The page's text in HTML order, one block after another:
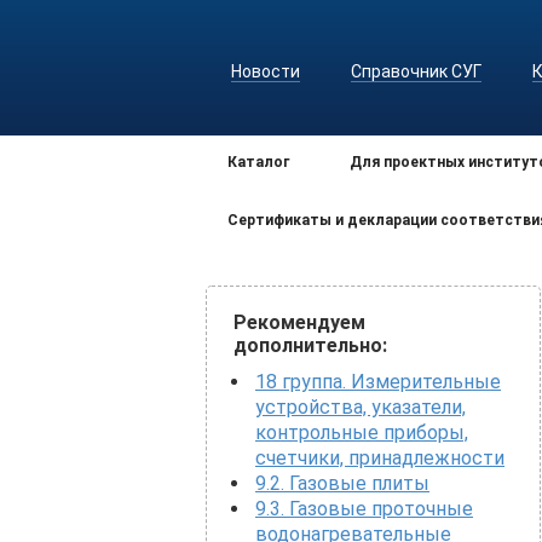
Новости Справочник СУГ
Каталог Для проектных
Сертификаты и декларации
Рекомендуем
дополнительно:
18 группа. Измерительные
устройства, указатели,
контрольные приборы,
счетчики, принадлежности
9.2. Газовые плиты
9.3. Газовые проточные
водонагревательные